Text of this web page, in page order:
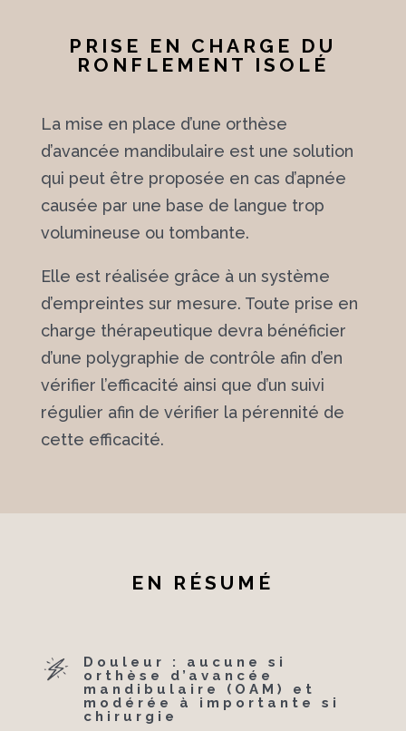
PRISE EN CHARGE DU
RONFLEMENT ISOLÉ
La mise en place d’une orthèse
d’avancée mandibulaire est une solution
qui peut être proposée en cas d’apnée
causée par une base de langue trop
volumineuse ou tombante.
Elle est réalisée grâce à un système
d’empreintes sur mesure. Toute prise en
charge thérapeutique devra bénéficier
d’une polygraphie de contrôle afin d’en
vérifier l’efficacité ainsi que d’un suivi
régulier afin de vérifier la pérennité de
cette efficacité.
EN RÉSUMÉ
Douleur : aucune si
orthèse d’avancée
mandibulaire (OAM) et
modérée à importante si
chirurgie